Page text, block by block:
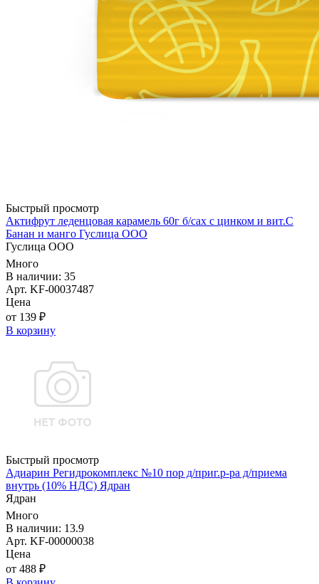
Быстрый просмотр
Актифрут леденцовая карамель 60г б/сах с цинком и вит.С
Банан и манго Гуслица ООО
Гуслица ООО
Много
В наличии: 35
Арт. KF-00037487
Цена
от 139 ₽
В корзину
Быстрый просмотр
Адиарин Регидрокомплекс №10 пор д/приг.р-ра д/приема
внутрь (10% НДС) Ядран
Ядран
Много
В наличии: 13.9
Арт. KF-00000038
Цена
от 488 ₽